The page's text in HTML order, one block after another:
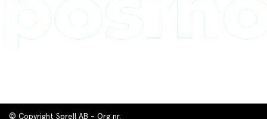
© Copyright Sprell AB - Org nr.